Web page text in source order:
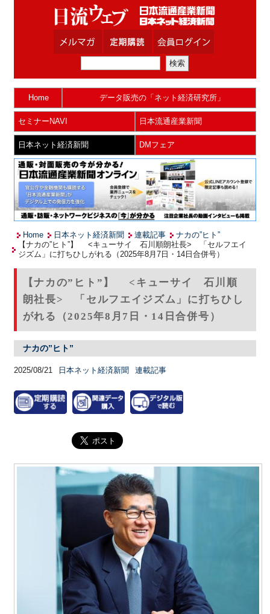
Home データ販売の「ネット経済研究所」
セミナーNAVI 日本流通産業新聞
日本ネット経済新聞 DMフェア
Home 日本ネット経済新聞 連載記事
ナカの”ヒト”
【ナカの”ヒト”】 <キューサイ 石川順朗社長> 「セルフエイ
ジズム」に打ちひしがれる（2025年8月7日・14日合併号）
【ナカの”ヒト”】 <キューサイ 石川順
朗社長> 「セルフエイジズム」に打ちひし
がれる（2025年8月7日・14日合併号）
ナカの”ヒト”
2025/08/21 日本ネット経済新聞 連載記事